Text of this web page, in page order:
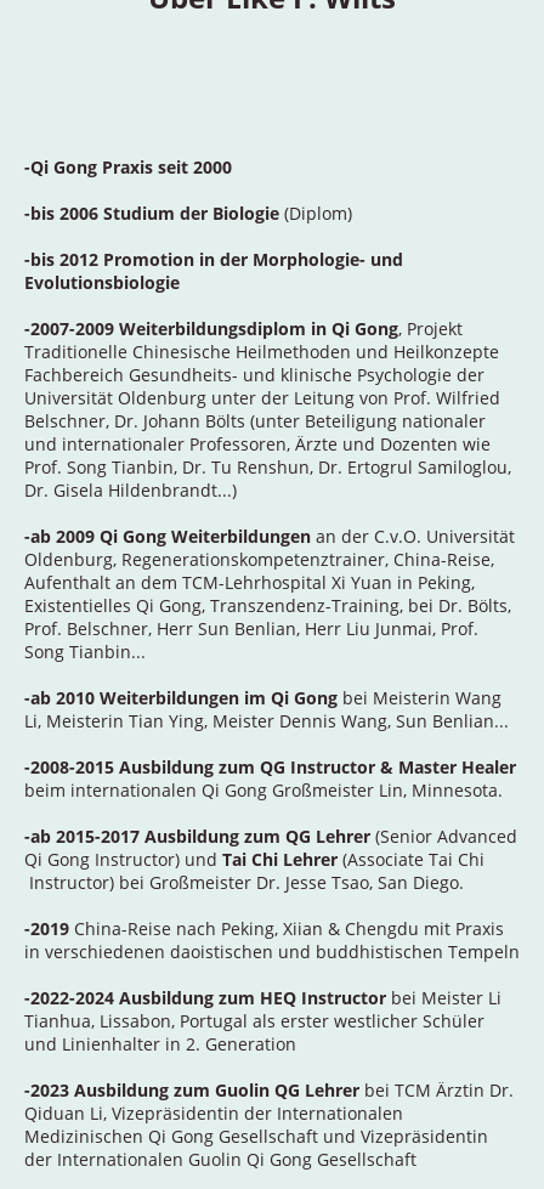
-Qi Gong Praxis seit 2000
-bis 2006 Studium der Biologie (Diplom)
-bis 2012 Promotion in der Morphologie- und
Evolutionsbiologie
-2007-2009 Weiterbildungsdiplom in Qi Gong, Projekt
Traditionelle Chinesische Heilmethoden und Heilkonzepte
Fachbereich Gesundheits- und klinische Psychologie der
Universität Oldenburg unter der Leitung von Prof. Wilfried
Belschner, Dr. Johann Bölts (unter Beteiligung nationaler
und internationaler Professoren, Ärzte und Dozenten wie
Prof. Song Tianbin, Dr. Tu Renshun, Dr. Ertogrul Samiloglou,
Dr. Gisela Hildenbrandt...)
-ab 2009 Qi Gong Weiterbildungen an der C.v.O. Universität
Oldenburg, Regenerationskompetenztrainer, China-Reise,
Aufenthalt an dem TCM-Lehrhospital Xi Yuan in Peking,
Existentielles Qi Gong, Transzendenz-Training, bei Dr. Bölts,
Prof. Belschner, Herr Sun Benlian, Herr Liu Junmai, Prof.
Song Tianbin...
-ab 2010 Weiterbildungen im Qi Gong bei Meisterin Wang
Li, Meisterin Tian Ying, Meister Dennis Wang, Sun Benlian...
-2008-2015 Ausbildung zum QG Instructor & Master Healer
beim internationalen Qi Gong Großmeister Lin, Minnesota.
-ab 2015-2017 Ausbildung zum QG Lehrer (Senior Advanced
Qi Gong Instructor) und Tai Chi Lehrer (Associate Tai Chi
Instructor) bei Großmeister Dr. Jesse Tsao, San Diego.
-2019 China-Reise nach Peking, Xiian & Chengdu mit Praxis
in verschiedenen daoistischen und buddhistischen Tempeln
-2022-2024 Ausbildung zum HEQ Instructor bei Meister Li
Tianhua, Lissabon, Portugal als erster westlicher Schüler
und Linienhalter in 2. Generation
-2023 Ausbildung zum Guolin QG Lehrer bei TCM Ärztin Dr.
Qiduan Li, Vizepräsidentin der Internationalen
Medizinischen Qi Gong Gesellschaft und Vizepräsidentin
der Internationalen Guolin Qi Gong Gesellschaft